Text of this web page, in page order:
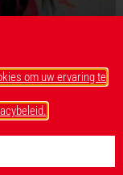
en kreeg
om uw ervaring te